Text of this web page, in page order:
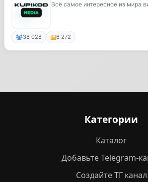
Всё самое интересное из мира
38 028 6 272
Категории
Каталог
Добавьте Telegram-
Создайте ТГ канал